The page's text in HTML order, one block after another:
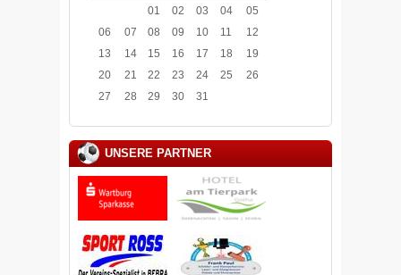
01
02 03 04
05
06
07 08 09 10 11
12
13
14 15 16 17 18
19
20
21 22 23 24 25
26
27
28 29 30 31
UNSERE PARTNER